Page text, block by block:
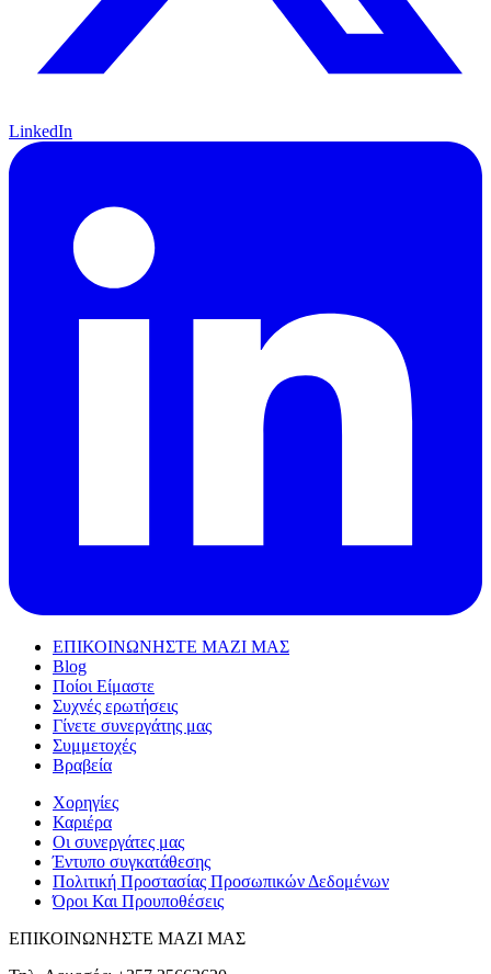
LinkedIn
ΕΠΙΚΟΙΝΩΝΗΣΤΕ ΜΑΖΙ ΜΑΣ
Blog
Ποίοι Είμαστε
Συχνές ερωτήσεις
Γίνετε συνεργάτης μας
Συμμετοχές
Βραβεία
Χορηγίες
Καριέρα
Οι συνεργάτες μας
Έντυπο συγκατάθεσης
Πολιτική Προστασίας Προσωπικών Δεδομένων
Όροι Και Προυποθέσεις
ΕΠΙΚΟΙΝΩΝΗΣΤΕ ΜΑΖΙ ΜΑΣ